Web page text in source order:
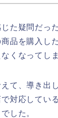
た疑問だっ
品を購入し
くなってし
て、導き出
対応してい
した。